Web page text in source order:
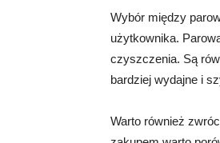
Wybór między
użytkownika.
czyszczenia. Są
bardziej wydajne i
Warto również